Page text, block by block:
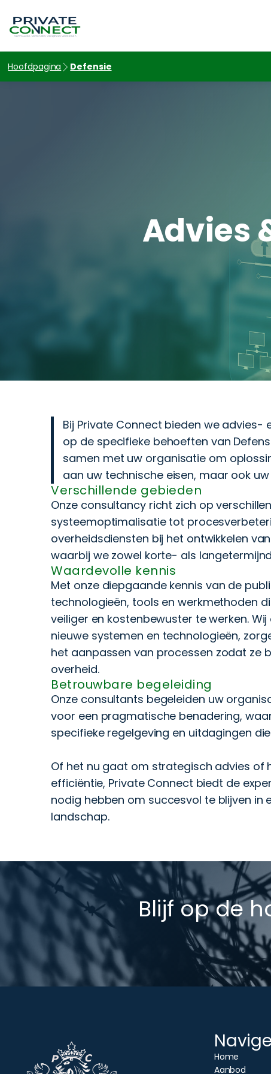
Hoofdpagina Defensie
Advies
Bij Private Connect bieden we
op de specifieke behoeften van
samen met uw organisatie om
aan uw technische eisen, maar ook
Verschillende gebieden
Onze consultancy richt zich op
systeemoptimalisatie tot
overheidsdiensten bij het ontwikkelen
waarbij we zowel korte- als
Waardevolle kennis
Met onze diepgaande kennis van de
technologieën, tools en werkmethoden
veiliger en kostenbewuster te werken.
nieuwe systemen en technologieën,
het aanpassen van processen zodat ze
overheid.
Betrouwbare begeleiding
Onze consultants begeleiden uw
voor een pragmatische benadering,
specifieke regelgeving en uitdagingen
Of het nu gaat om strategisch advies of
efficiëntie, Private Connect biedt de
nodig hebben om succesvol te blijven
landschap.
Blijf op de
Home
Aanbod